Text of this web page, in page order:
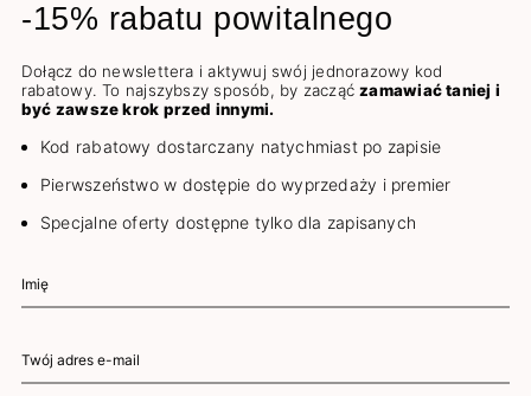
-15% rabatu powitalnego
Dołącz do newslettera i aktywuj swój jednorazowy kod
rabatowy. To najszybszy sposób, by zacząćzamawiać taniej i
być zawsze krok przed innymi.
Kod rabatowy dostarczany natychmiast po zapisie
Pierwszeństwo w dostępie do wyprzedaży i premier
Specjalne oferty dostępne tylko dla zapisanych